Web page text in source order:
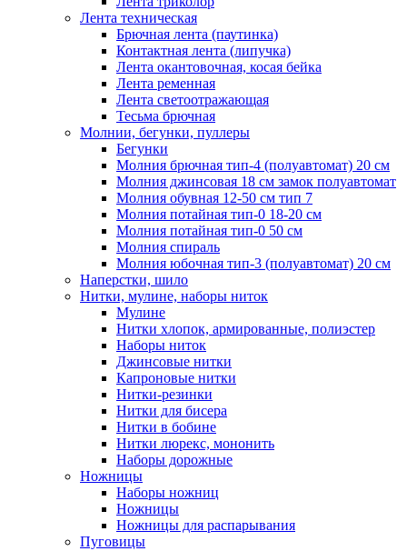
Лента техническая
Брючная лента (паутинка)
Контактная лента (липучка)
Лента окантовочная, косая бейка
Лента ременная
Лента светоотражающая
Тесьма брючная
Молнии, бегунки, пуллеры
Бегунки
Молния брючная тип-4 (полуавтомат) 20 см
Молния джинсовая 18 см замок полуавтомат
Молния обувная 12-50 см тип 7
Молния потайная тип-0 18-20 см
Молния потайная тип-0 50 см
Молния спираль
Молния юбочная тип-3 (полуавтомат) 20 см
Наперстки, шило
Нитки, мулине, наборы ниток
Мулине
Нитки хлопок, армированные, полиэстер
Наборы ниток
Джинсовые нитки
Капроновые нитки
Нитки-резинки
Нитки для бисера
Нитки в бобине
Нитки люрекс, мононить
Наборы дорожные
Ножницы
Наборы ножниц
Ножницы
Ножницы для распарывания
Пуговицы